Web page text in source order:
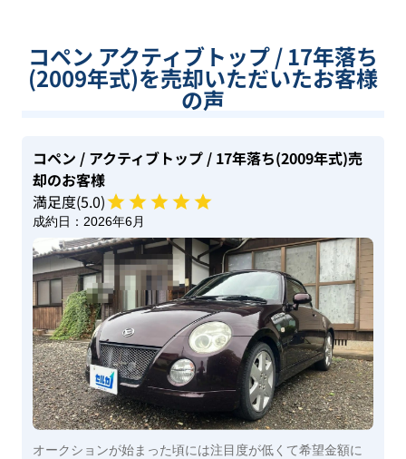
コペン アクティブトップ / 17年落ち
(2009年式)を売却いただいたお客様
の声
コペン / アクティブトップ / 17年落ち(2009年式)売
却のお客様
満足度(5.0)
成約日： 2026年6月
オークションが始まった頃には注目度が低くて希望金額に